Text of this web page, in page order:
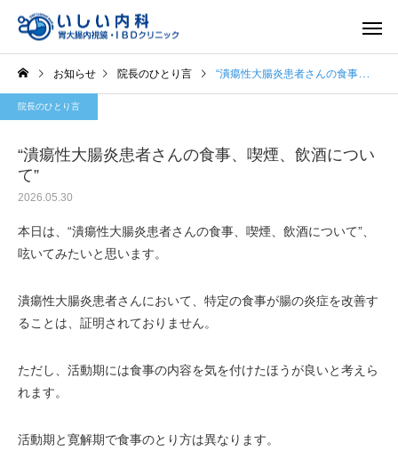
お知らせ 院長のひとり言 “潰瘍性大腸炎患者さんの食事、喫煙、飲酒について”
院長のひとり言
“潰瘍性大腸炎患者さんの食事、喫煙、飲酒につい
て”
2026.05.30
本日は、“潰瘍性大腸炎患者さんの食事、喫煙、飲酒について”、
呟いてみたいと思います。
潰瘍性大腸炎患者さんにおいて、特定の食事が腸の炎症を改善す
ることは、証明されておりません。
ただし、活動期には食事の内容を気を付けたほうが良いと考えら
れます。
活動期と寛解期で食事のとり方は異なります。